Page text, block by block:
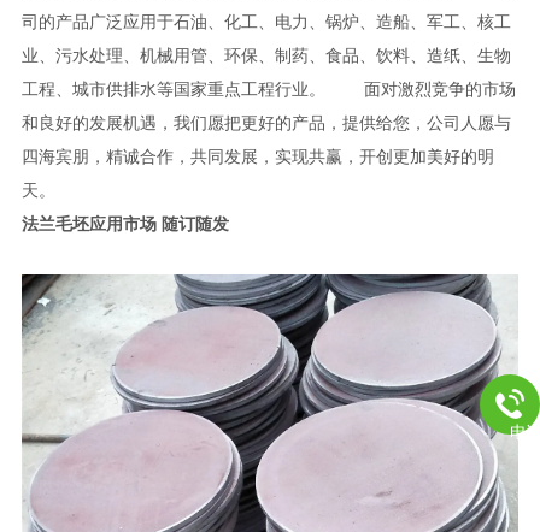
司的产品广泛应用于石油、化工、电力、锅炉、造船、军工、核工
业、污水处理、机械用管、环保、制药、食品、饮料、造纸、生物
工程、城市供排水等国家重点工程行业。 面对激烈竞争的市场
和良好的发展机遇，我们愿把更好的产品，提供给您，公司人愿与
四海宾朋，精诚合作，共同发展，实现共赢，开创更加美好的明
天
法兰毛坯应用市场 随订随发
电